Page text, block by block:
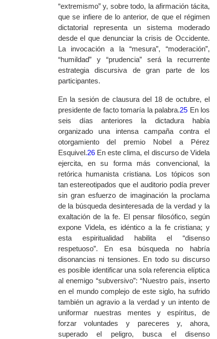
“extremismo” y, sobre todo, la afirmación tácita,
que se infiere de lo anterior, de que el régimen
dictatorial representa un sistema moderado
desde el que denunciar la crisis de Occidente.
La invocación a la “mesura”, “moderación”,
“humildad” y “prudencia” será la recurrente
estrategia discursiva de gran parte de los
participantes.
En la sesión de clausura del 18 de octubre, el
presidente de facto tomaría la palabra.25 En los
seis días anteriores la dictadura había
organizado una intensa campaña contra el
otorgamiento del premio Nobel a Pérez
Esquivel.26En este clima, el discurso de Videla
ejercita, en su forma más convencional, la
retórica humanista cristiana. Los tópicos son
tan estereotipados que el auditorio podía prever
sin gran esfuerzo de imaginación la proclama
de la búsqueda desinteresada de la verdad y la
exaltación de la fe. El pensar filosófico, según
expone Videla, es idéntico a la fe cristiana; y
esta espiritualidad habilita el “disenso
respetuoso”. En esa búsqueda no habría
disonancias ni tensiones. En todo su discurso
es posible identificar una sola referencia elíptica
al enemigo “subversivo”: “Nuestro país, inserto
en el mundo complejo de este siglo, ha sufrido
también un agravio a la verdad y un intento de
uniformar nuestras mentes y espíritus, de
forzar voluntades y pareceres y, ahora,
superado el peligro, busca el disenso